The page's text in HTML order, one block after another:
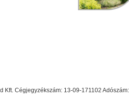
Kft. Cégjegyzékszám: 13-09-171102